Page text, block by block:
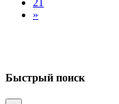
21
»
Быстрый поиск